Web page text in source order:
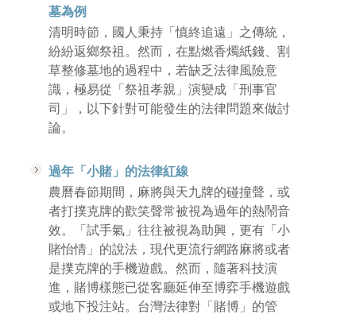
墓為例
清明時節，國人秉持「慎終追遠」之傳統，
紛紛返鄉祭祖。然而，在點燃香燭紙錢、割
草整修墓地的過程中，若缺乏法律風險意
識，極易從「祭祖孝親」演變成「刑事官
司」，以下針對可能發生的法律問題來做討
論。
過年「小賭」的法律紅線
農曆春節期間，麻將與天九牌的碰撞聲，或
者打撲克牌的歡笑聲常被視為過年的熱鬧音
效。「試手氣」往往被視為助興，更有「小
賭怡情」的說法，現代更流行網路麻將或者
是撲克牌的手機遊戲。然而，隨著科技演
進，賭博樣態已從客廳延伸至博弈手機遊戲
或地下投注站。台灣法律對「賭博」的管